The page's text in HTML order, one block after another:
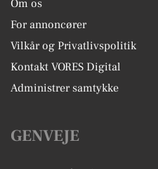
Om os
For annoncører
Vilkår og Privatlivspolitik
Kontakt VORES Digital
Administrer samtykke
GENVEJE